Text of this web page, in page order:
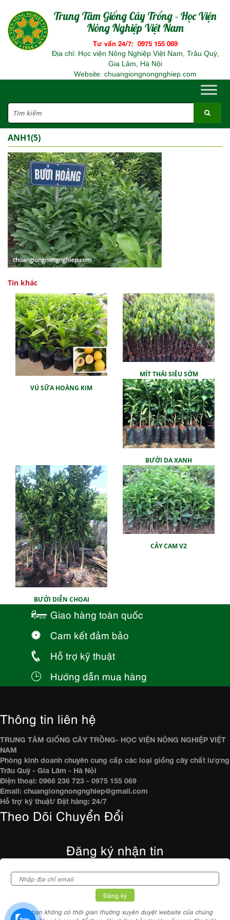
Trung Tâm Giống Cây Trồng - Học Viện
Nông Nghiệp Việt Nam
Tư vấn 24/7: 0975 155 069
Địa chỉ: Học viện Nông Nghiệp Việt Nam, Trâu Quỳ,
Gia Lâm, Hà Nội
Website: chuangiongnongnghiep.com
ANH1(5)
Tin khác
VÚ SỮA HOÀNG KIM
MÍT THÁI SIÊU SỚM
BƯỞI DA XANH
BƯỞI DIỄN CHOAI
CÂY CAM V2
Giao hàng toàn quốc
Cam kết đảm bảo
Hỗ trợ kỹ thuật
Hướng dẫn mua hàng
Thông tin liên hệ
TRUNG TÂM GIỐNG CÂY TRỒNG- HỌC VIỆN NÔNG NGHIỆP VIỆT
NAM
Phòng kinh doanh chuyên cung cấp các loại giống cây chất lượng
Trâu Quỳ - Gia Lâm - Hà Nội
Điện thoại: 0966 236 723 - 0975 155 069
Email: chuangiongnongnghiep@gmail.com
Hỗ trợ kỹ thuật/ Đặt hàng: 24/7
Theo Dõi Chuyển Đổi
Đăng ký nhận tin
Nếu bạn không có thời gian thường xuyên duyệt website của chúng